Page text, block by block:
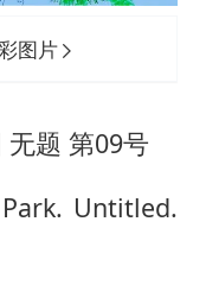
图片
题 第09号
Untitled.